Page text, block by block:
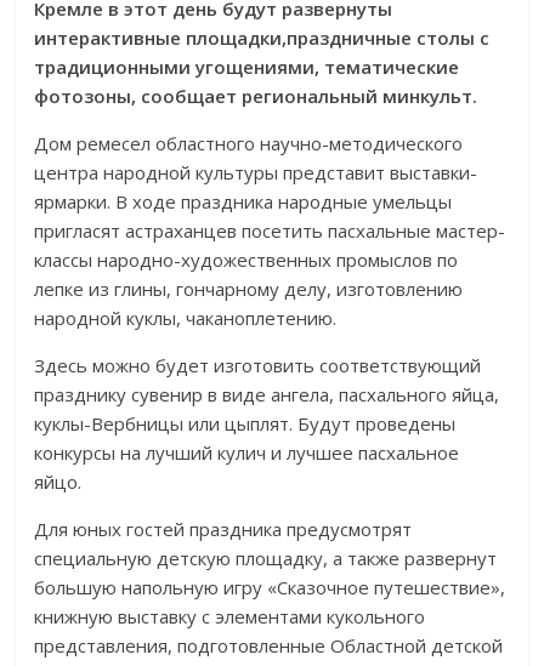
Кремле в этот день будут развернуты
интерактивные площадки,праздничные столы с
традиционными угощениями, тематические
фотозоны, сообщает региональный минкульт.
Дом ремесел областного научно-методического
центра народной культуры представит выставки-
ярмарки. В ходе праздника народные умельцы
пригласят астраханцев посетить пасхальные мастер-
классы народно-художественных промыслов по
лепке из глины, гончарному делу, изготовлению
народной куклы, чаканоплетению.
Здесь можно будет изготовить соответствующий
празднику сувенир в виде ангела, пасхального яйца,
куклы-Вербницы или цыплят. Будут проведены
конкурсы на лучший кулич и лучшее пасхальное
яйцо.
Для юных гостей праздника предусмотрят
специальную детскую площадку, а также развернут
большую напольную игру «Сказочное путешествие»,
книжную выставку с элементами кукольного
представления, подготовленные Областной детской